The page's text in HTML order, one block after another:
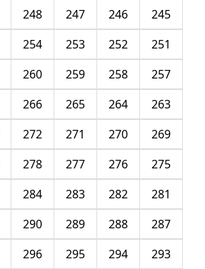
245
246
247
248
251
252
253
254
257
258
259
260
263
264
265
266
269
270
271
272
275
276
277
278
281
282
283
284
287
288
289
290
293
294
295
296